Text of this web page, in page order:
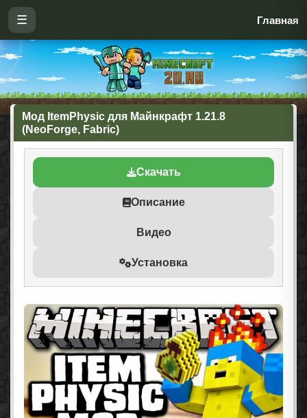
☰ Главная
Мод ItemPhysic для Майнкрафт 1.21.8
(NeoForge, Fabric)
Скачать
Описание
Видео
Установка